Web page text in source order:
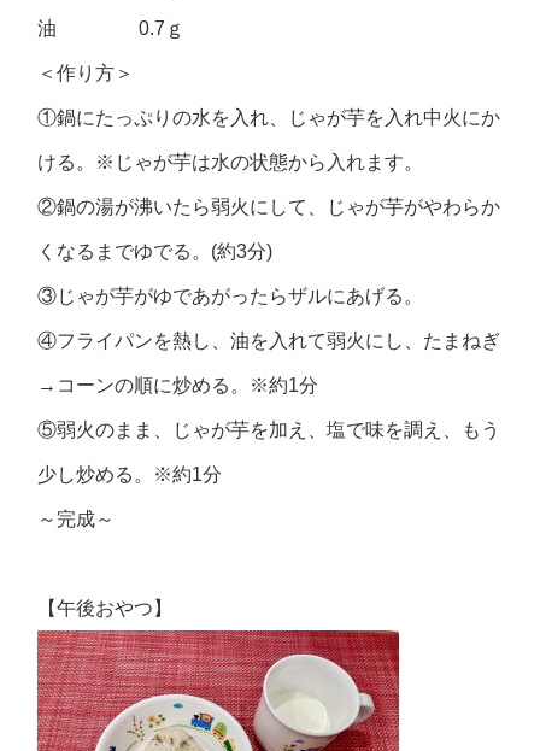
油 0.7ｇ
＜作り方＞
①鍋にたっぷりの水を入れ、じゃが芋を入れ中火にか
ける。※じゃが芋は水の状態から入れます。
②鍋の湯が沸いたら弱火にして、じゃが芋がやわらか
くなるまでゆでる。(約3分)
③じゃが芋がゆであがったらザルにあげる。
④フライパンを熱し、油を入れて弱火にし、たまねぎ
→コーンの順に炒める。※約1分
⑤弱火のまま、じゃが芋を加え、塩で味を調え、もう
少し炒める。※約1分
～完成～
【午後おやつ】